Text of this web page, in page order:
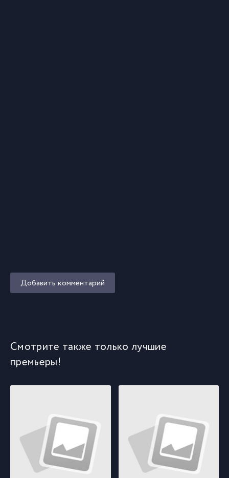
Добавить комментарий
Смотрите также только лучшие
премьеры!